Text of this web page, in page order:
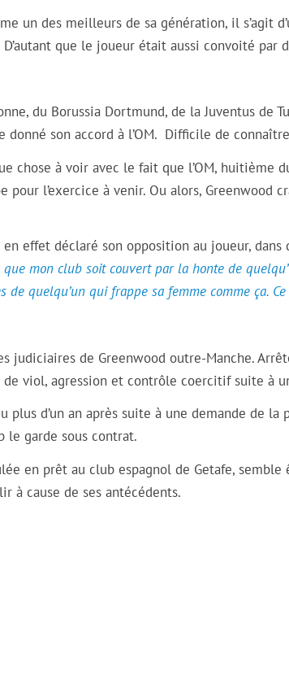
un des meilleurs de sa génération, il s’agit
D’autant que le joueur était aussi convoité par
du Borussia Dortmund, de la Juventus de
donné son accord à l’OM. Difficile de
chose à voir avec le fait que l’OM, huitième
pour l’exercice à venir. Ou alors,
effet déclaré son opposition au joueur, dans
que mon club soit couvert par la honte de
quelqu’un qui frappe sa femme comme ça. Ce
judiciaires de Greenwood outre-Manche.
de viol, agression et contrôle coercitif suite à
plus d’un an après suite à une demande de
le garde sous contrat.
en prêt au club espagnol de Getafe,
à cause de ses antécédents.